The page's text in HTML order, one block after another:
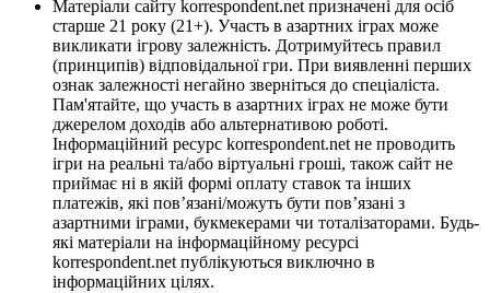
Матеріали сайту korrespondent.net призначені для осіб
старше 21 року (21+). Участь в азартних іграх може
викликати ігрову залежність. Дотримуйтесь правил
(принципів) відповідальної гри. При виявленні перших
ознак залежності негайно зверніться до спеціаліста.
Пам'ятайте, що участь в азартних іграх не може бути
джерелом доходів або альтернативою роботі.
Інформаційний ресурс korrespondent.net не проводить
ігри на реальні та/або віртуальні гроші, також сайт не
приймає ні в якій формі оплату ставок та інших
платежів, які пов’язані/можуть бути пов’язані з
азартними іграми, букмекерами чи тоталізаторами. Будь-
які матеріали на інформаційному ресурсі
korrespondent.net публікуються виключно в
інформаційних цілях.